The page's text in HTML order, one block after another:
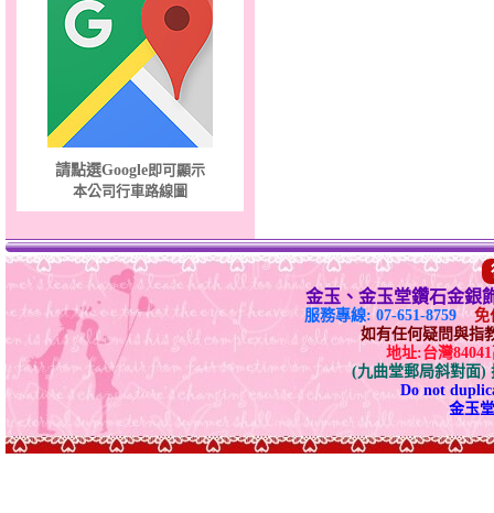
點亮愛情～黃金套鍊
請點選Google即可顯示
本公司行車路線圖
金玉、金玉堂鑽石金銀
服務專線: 07-651-8759
免
如有任何疑問與指
地址:台灣
(九曲堂郵局斜對面)
Do not
金玉